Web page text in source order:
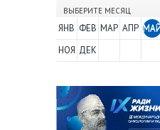
ВЫБЕРИТЕ МЕСЯЦ
ЯНВ ФЕВ МАР АПР МАЙ
НОЯ ДЕК